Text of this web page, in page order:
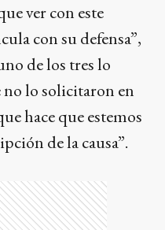
ver con este
con su defensa”,
de los tres lo
lo solicitaron en
hace que estemos
de la causa”.